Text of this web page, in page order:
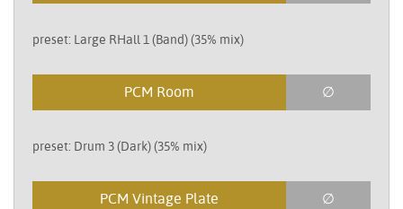
preset: Large RHall 1 (Band) (35% mix)
PCM Room ∅
preset: Drum 3 (Dark) (35% mix)
PCM Vintage Plate ∅